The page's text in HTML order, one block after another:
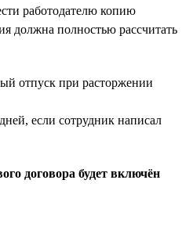
работодателю копию
должна полностью рассчитать
отпуск при расторжении
если сотрудник написал
договора будет включён